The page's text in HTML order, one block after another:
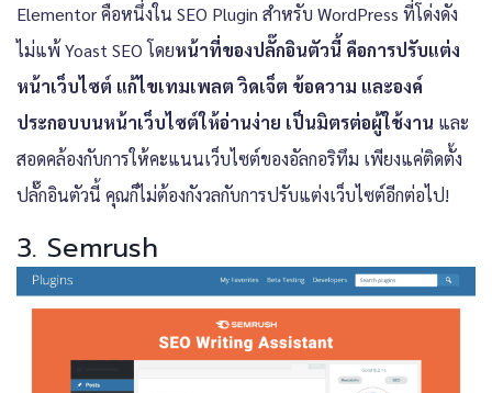
Elementor คือหนึ่งใน SEO Plugin สำหรับ WordPress ที่โด่งดัง
ไม่แพ้ Yoast SEO โดยหน้าที่ของปลั๊กอินตัวนี้ คือการปรับแต่ง
หน้าเว็บไซต์ แก้ไขเทมเพลต วิดเจ็ต ข้อความ และองค์
ประกอบบนหน้าเว็บไซต์ให้อ่านง่าย เป็นมิตรต่อผู้ใช้งาน และ
สอดคล้องกับการให้คะแนนเว็บไซต์ของอัลกอริทึม เพียงแค่ติดตั้ง
ปลั๊กอินตัวนี้ คุณก็ไม่ต้องกังวลกับการปรับแต่งเว็บไซต์อีกต่อไป!
3. Semrush